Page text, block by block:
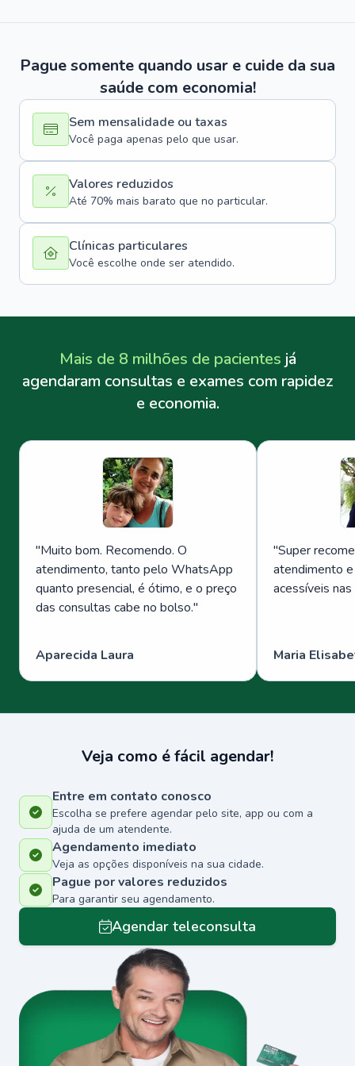
Pague somente quando usar e cuide da sua
saúde com economia!
Sem mensalidade ou taxas
Você paga apenas pelo que usar.
Valores reduzidos
Até 70% mais barato que no particular.
Clínicas particulares
Você escolhe onde ser atendido.
Mais de 8 milhões de pacientes já
agendaram consultas e exames com rapidez
e economia.
"Muito bom. Recomendo. O
atendimento, tanto pelo WhatsApp
quanto presencial, é ótimo, e o preço
das consultas cabe no bolso."
Aparecida Laura
"Super
atendimento
acessíveis
Maria
Veja como é fácil agendar!
Entre em contato conosco
Escolha se prefere agendar pelo site, app ou com a
ajuda de um atendente.
Agendamento imediato
Veja as opções disponíveis na sua cidade.
Pague por valores reduzidos
Para garantir seu agendamento.
Agendar teleconsulta